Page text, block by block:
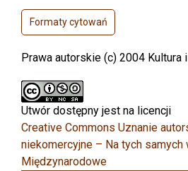
Formaty cytowań
Prawa autorskie (c) 2004 Kultura
Utwór dostępny jest na licencji
Creative Commons Uznanie
niekomercyjne – Na tych samych
Międzynarodowe